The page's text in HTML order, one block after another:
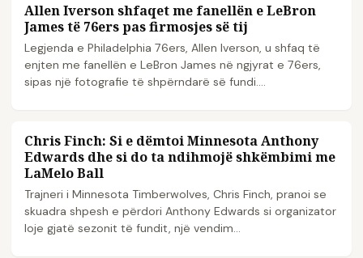
NBA
Allen Iverson shfaqet me fanellën e LeBron
James të 76ers pas firmosjes së tij
Legjenda e Philadelphia 76ers, Allen Iverson, u shfaq të
enjten me fanellën e LeBron James në ngjyrat e 76ers,
sipas një fotografie të shpërndarë së fundi....
NBA
Chris Finch: Si e dëmtoi Minnesota Anthony
Edwards dhe si do ta ndihmojë shkëmbimi me
LaMelo Ball
Trajneri i Minnesota Timberwolves, Chris Finch, pranoi se
skuadra shpesh e përdori Anthony Edwards si organizator
loje gjatë sezonit të fundit, një vendim...